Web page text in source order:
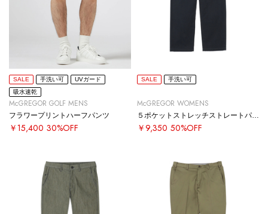
SALE 手洗い可
UVガード
吸水速乾
McGREGOR GOLF MENS
フラワープリントハーフパンツ
￥15,400 30%OFF
SALE 手洗い可
McGREGOR WOMENS
５ポケットストレッチストレートパンツ
￥9,350 50%OFF